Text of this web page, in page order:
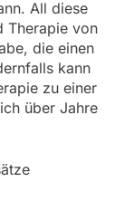
All diese
Therapie von
die einen
kann
zu einer
über Jahre